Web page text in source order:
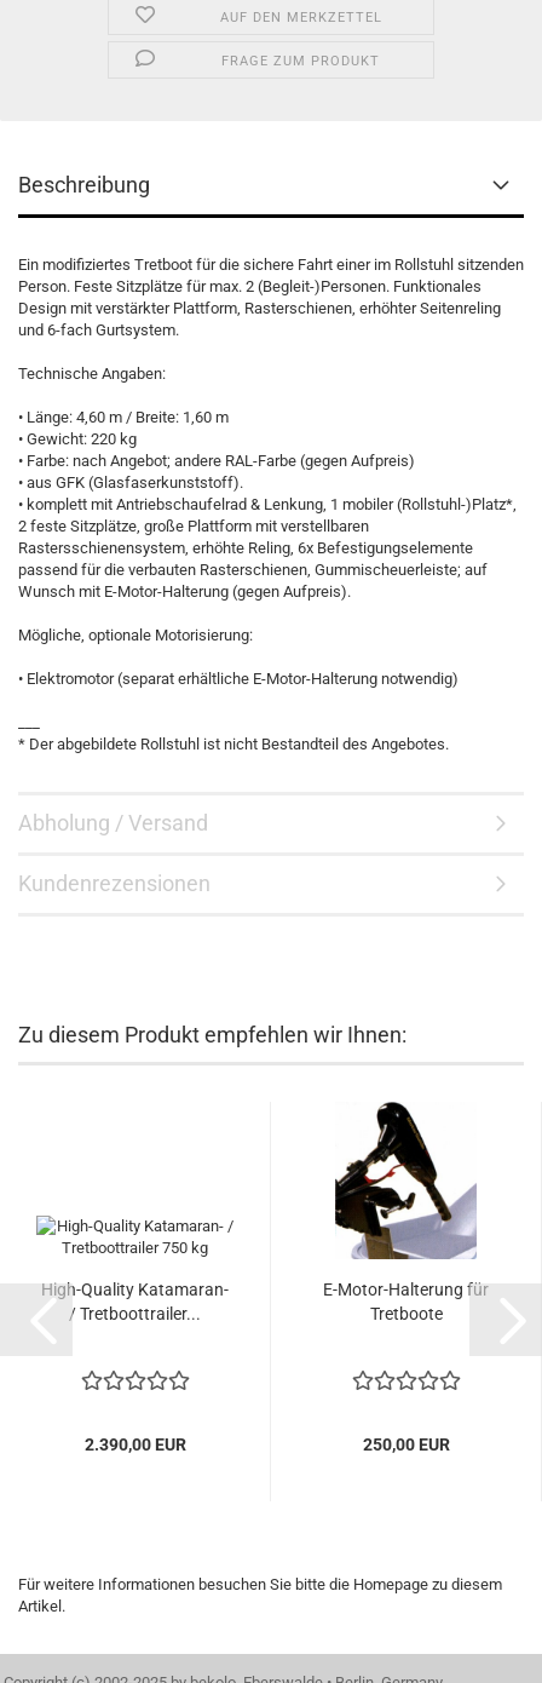
AUF DEN MERKZETTEL
FRAGE ZUM PRODUKT
Beschreibung
Ein modifiziertes Tretboot für die sichere Fahrt einer im Rollstuhl sitzenden
Person. Feste Sitzplätze für max. 2 (Begleit-)Personen. Funktionales
Design mit verstärkter Plattform, Rasterschienen, erhöhter Seitenreling
und 6-fach Gurtsystem.
Technische Angaben:
• Länge: 4,60 m / Breite: 1,60 m
• Gewicht: 220 kg
• Farbe: nach Angebot; andere RAL-Farbe (gegen Aufpreis)
• aus GFK (Glasfaserkunststoff).
• komplett mit Antriebschaufelrad & Lenkung, 1 mobiler (Rollstuhl-)Platz*,
2 feste Sitzplätze, große Plattform mit verstellbaren
Rastersschienensystem, erhöhte Reling, 6x Befestigungselemente
passend für die verbauten Rasterschienen, Gummischeuerleiste; auf
Wunsch mit E-Motor-Halterung (gegen Aufpreis).
Mögliche, optionale Motorisierung:
• Elektromotor (separat erhältliche E-Motor-Halterung notwendig)
* Der abgebildete Rollstuhl ist nicht Bestandteil des Angebotes.
Abholung / Versand
Kundenrezensionen
Zu diesem Produkt empfehlen wir Ihnen:
High-Quality Katamaran-
/ Tretboottrailer...
2.390,00 EUR
E-Motor-Halterung für
Tretboote
250,00 EUR
Für weitere Informationen besuchen Sie bitte die Homepage zu diesem
Artikel.